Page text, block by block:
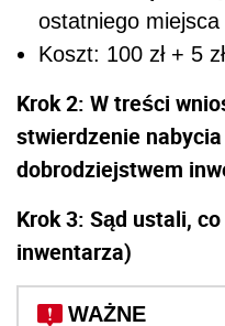
ostatniego miejsca
Koszt: 100 zł + 5
Krok 2: W treści
stwierdzenie
dobrodziejstwem
Krok 3: Sąd ustali,
inwentarza)
WAŻNE